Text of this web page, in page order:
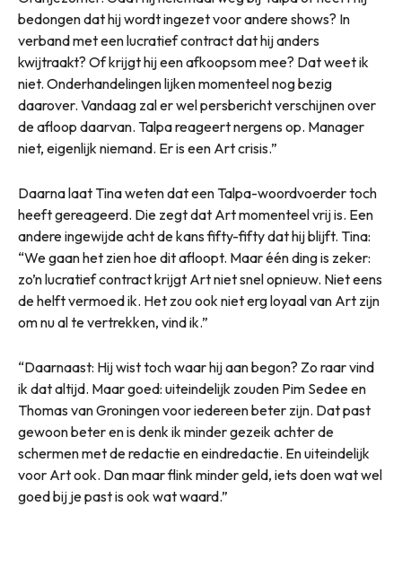
bedongen dat hij wordt ingezet voor andere shows? In
verband met een lucratief contract dat hij anders
kwijtraakt? Of krijgt hij een afkoopsom mee? Dat weet ik
niet. Onderhandelingen lijken momenteel nog bezig
daarover. Vandaag zal er wel persbericht verschijnen over
de afloop daarvan. Talpa reageert nergens op. Manager
niet, eigenlijk niemand. Er is een Art crisis.”
Daarna laat Tina weten dat een Talpa-woordvoerder toch
heeft gereageerd. Die zegt dat Art momenteel vrij is. Een
andere ingewijde acht de kans fifty-fifty dat hij blijft. Tina:
“We gaan het zien hoe dit afloopt. Maar één ding is zeker:
zo’n lucratief contract krijgt Art niet snel opnieuw. Niet eens
de helft vermoed ik. Het zou ook niet erg loyaal van Art zijn
om nu al te vertrekken, vind ik.”
“Daarnaast: Hij wist toch waar hij aan begon? Zo raar vind
ik dat altijd. Maar goed: uiteindelijk zouden Pim Sedee en
Thomas van Groningen voor iedereen beter zijn. Dat past
gewoon beter en is denk ik minder gezeik achter de
schermen met de redactie en eindredactie. En uiteindelijk
voor Art ook. Dan maar flink minder geld, iets doen wat wel
goed bij je past is ook wat waard.”